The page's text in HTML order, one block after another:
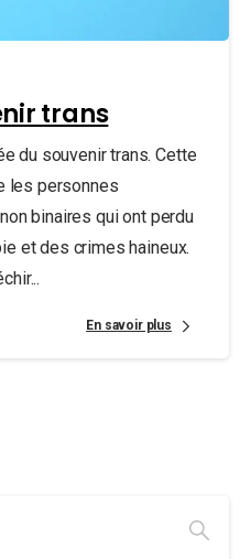
trans
du souvenir trans. Cette
les personnes
binaires qui ont perdu
et des crimes haineux.
En savoir plus